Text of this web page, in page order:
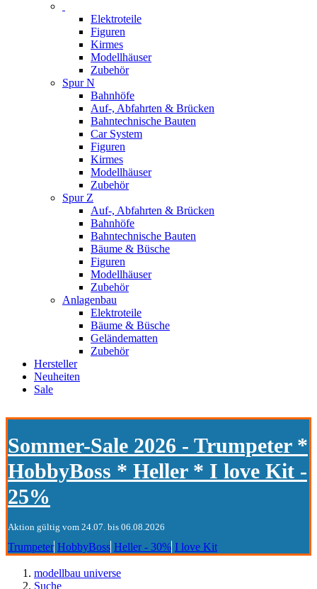
Elektroteile
Figuren
Kirmes
Modellhäuser
Zubehör
Spur N
Bahnhöfe
Auf-, Abfahrten & Brücken
Bahntechnische Bauten
Car System
Figuren
Kirmes
Modellhäuser
Zubehör
Spur Z
Auf-, Abfahrten & Brücken
Bahnhöfe
Bahntechnische Bauten
Bäume & Büsche
Figuren
Modellhäuser
Zubehör
Anlagenbau
Elektroteile
Bäume & Büsche
Geländematten
Zubehör
Hersteller
Neuheiten
Sale
Sommer-Sale 2026 - Trumpeter *
HobbyBoss * Heller * I love Kit -
25%
Aktion gültig vom 24.07. bis 06.08.2026
Trumpeter HobbyBoss Heller - 30% I love Kit
modellbau universe
Suche